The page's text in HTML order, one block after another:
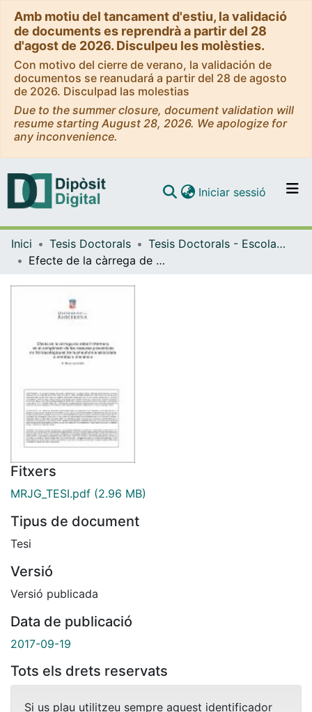
Amb motiu del tancament d'estiu, la validació
de documents es reprendrà a partir del 28
d'agost de 2026. Disculpeu les molèsties.
Con motivo del cierre de verano, la validación de
documentos se reanudará a partir del 28 de agosto
de 2026. Disculpad las molestias
Due to the summer closure, document validation will
resume starting August 28, 2026. We apologize for
any inconvenience.
Navega per tot el DD
Iniciar sessió (current)
Inici Tesis Doctorals
Tesis Doctorals - Escola Universitària d'Infermeria
Efecte de la càrrega de treball infermera en el compliment de les mesures preventives no farmacològiques de la pneumònia associada a ventilació mecànica
Fitxers
MRJG_TESI.pdf (2.96 MB)
Tipus de document
Tesi
Versió
Versió publicada
Data de publicació
2017-09-19
Tots els drets reservats
Si us plau utilitzeu sempre aquest identificador